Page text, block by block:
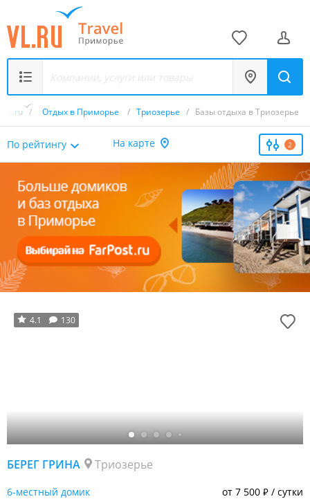
VL.ru / Отдых в Приморье / Триозерье / Базы отдыха в Триозерье
По рейтингу На карте 2
4.1 130
БЕРЕГ ГРИНА Триозерье
6-местный домик от 7 500 ₽ / сутки